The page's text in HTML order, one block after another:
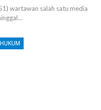
wartawan salah satu media
HUKUM